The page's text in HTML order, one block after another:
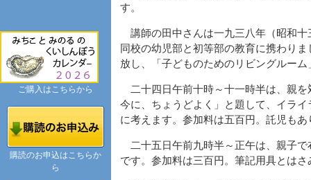
す。
講師の田中さんは一九三八年（昭和十
同校の幼児部と初等部の教育に携わり
放し、「子どものためのリビングルー
二十四日午前十時～十一時半は、親を
今に、ちょうどよく」と題して、イラ
に考えます。参加料は五百円。託児も
二十五日午前九時半～正午は、親子で
です。参加料は三百円。筆記用具とは
ご購入はこちらから
購読のお申込はこちらか
ら